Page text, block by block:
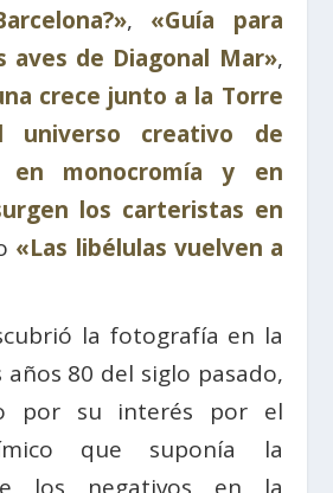
, «Guía para
aves de Diagonal Mar»,
crece junto a la Torre
universo creativo de
en monocromía y en
los carteristas en
«Las libélulas vuelven a
la fotografía en la
años 80 del siglo pasado,
por su interés por el
que suponía la